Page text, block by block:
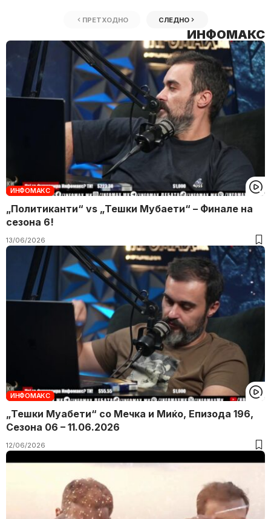
ПРЕТХОДНО СЛЕДНО
ИНФОМАКС
ИНФОМАКС
„Политиканти“ vs „Тешки Мубаети“ – Финале на
сезона 6!
13/06/2026
ИНФОМАКС
„Тешки Муабети“ со Мечка и Миќо, Eпизода 196,
Сезона 06 – 11.06.2026
12/06/2026